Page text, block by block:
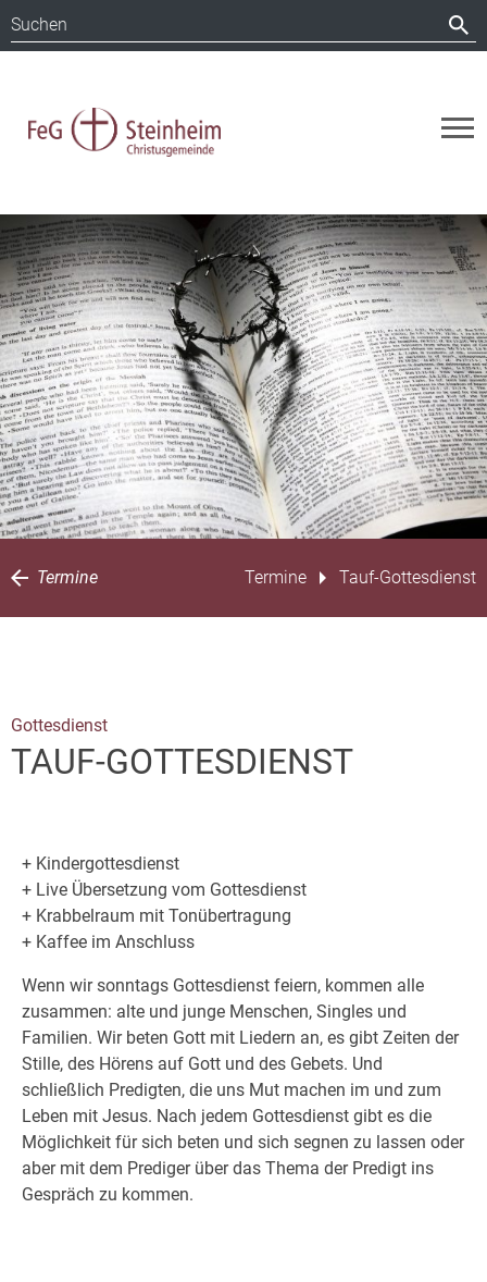
Termine Termine Tauf-Gottesdienst
Gottesdienst
TAUF-GOTTESDIENST
+ Kindergottesdienst
+ Live Übersetzung vom Gottesdienst
+ Krabbelraum mit Tonübertragung
+ Kaffee im Anschluss
Wenn wir sonntags Gottesdienst feiern, kommen alle
zusammen: alte und junge Menschen, Singles und
Familien. Wir beten Gott mit Liedern an, es gibt Zeiten der
Stille, des Hörens auf Gott und des Gebets. Und
schließlich Predigten, die uns Mut machen im und zum
Leben mit Jesus. Nach jedem Gottesdienst gibt es die
Möglichkeit für sich beten und sich segnen zu lassen oder
aber mit dem Prediger über das Thema der Predigt ins
Gespräch zu kommen.